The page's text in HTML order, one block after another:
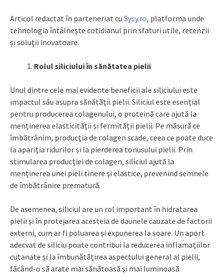
Articol redactat în parteneriat cu Sysy.ro, platforma unde
tehnologia întâlnește cotidianul prin sfaturi utile, recenzii
și soluții inovatoare.
Rolul siliciului în sănătatea pielii
Unul dintre cele mai evidente beneficii ale siliciului este
impactul său asupra sănătății pielii. Siliciul este esențial
pentru producerea colagenului, o proteină care ajută la
menținerea elasticității și fermității pielii. Pe măsură ce
îmbătrânim, producția de colagen scade, ceea ce poate duce
la apariția ridurilor și la pierderea tonusului pielii. Prin
stimularea producției de colagen, siliciul ajută la
menținerea unei pieli tinere și elastice, prevenind semnele
de îmbătrânire prematură.
De asemenea, siliciul are un rol important în hidratarea
pielii și în protejarea acesteia de daunele cauzate de factorii
externi, cum ar fi poluarea și expunerea la soare. Un aport
adecvat de siliciu poate contribui la reducerea inflamațiilor
cutanate și la îmbunătățirea aspectului general al pielii,
făcând-o să arate mai sănătoasă și mai luminoasă.